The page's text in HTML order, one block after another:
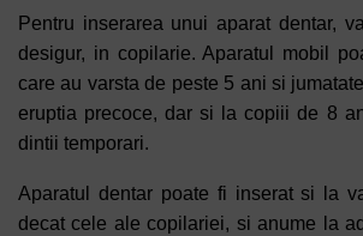
Pentru inserarea unui aparat dentar,
desigur, in copilarie. Aparatul mobil
care au varsta de peste 5 ani si
eruptia precoce, dar si la copiii de 8
dintii temporari.
Aparatul dentar poate fi inserat si la
decat cele ale copilariei, si anume la